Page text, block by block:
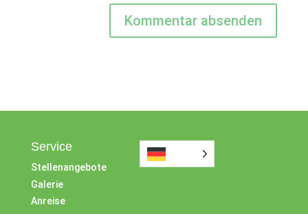
Service
Stellenangebote
Galerie
Anreise